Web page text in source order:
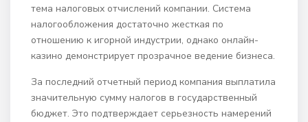
тема налоговых отчислений компании. Система
налогообложения достаточно жесткая по
отношению к игорной индустрии, однако онлайн-
казино демонстрирует прозрачное ведение бизнеса.
За последний отчетный период компания выплатила
значительную сумму налогов в государственный
бюджет. Это подтверждает серьезность намерений